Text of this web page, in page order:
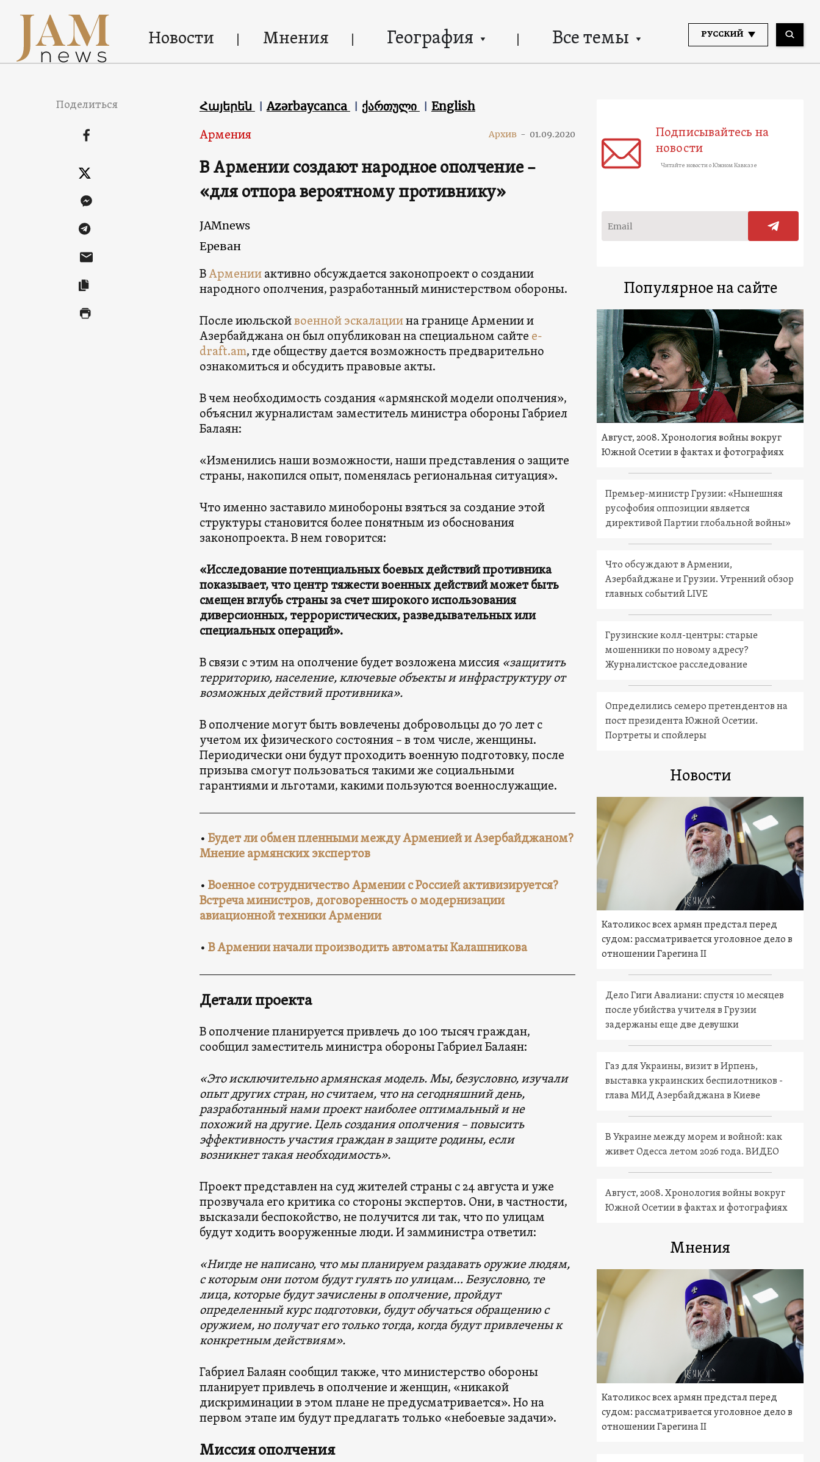
Новости Мнения География Все темы РУССКИЙ
Поделиться Հայերեն Azərbaycanca ქართული English
Армения Архив - 01.09.2020
В Армении создают народное ополчение –
«для отпора вероятному противнику»
JAMnews
Ереван
ВАрменииактивно обсуждается законопроект о создании
народного ополчения, разработанный министерством обороны.
После июльскойвоенной эскалациина границе Армении и
Азербайджана он был опубликован на специальном сайте e-
draft.am, где обществу дается возможность предварительно
ознакомиться и обсудить правовые акты.
В чем необходимость создания «армянской модели ополчения»,
объяснил журналистам заместитель министра обороны Габриел
Балаян:
«Изменились наши возможности, наши представления о защите
страны, накопился опыт, поменялась региональная ситуация».
Что именно заставило минобороны взяться за создание этой
структуры становится более понятным из обоснования
законопроекта. В нем говорится:
«Исследование потенциальных боевых действий противника
показывает, что центр тяжести военных действий может быть
смещен вглубь страны за счет широкого использования
диверсионных, террористических, разведывательных или
специальных операций».
В связи с этим на ополчение будет возложена миссия «защитить
территорию, население, ключевые объекты и инфраструктуру от
возможных действий противника».
В ополчение могут быть вовлечены добровольцы до 70 лет с
учетом их физического состояния – в том числе, женщины.
Периодически они будут проходить военную подготовку, после
призыва смогут пользоваться такими же социальными
гарантиями и льготами, какими пользуются военнослужащие.
• Будет ли обмен пленными между Арменией и Азербайджаном?
Мнение армянских экспертов
• Военное сотрудничество Армении с Россией активизируется?
Встреча министров, договоренность о модернизации
авиационной техники Армении
• В Армении начали производить автоматы Калашникова
Детали проекта
В ополчение планируется привлечь до 100 тысяч граждан,
сообщил заместитель министра обороны Габриел Балаян:
«Это исключительно армянская модель. Мы, безусловно, изучали
опыт других стран, но считаем, что на сегодняшний день,
разработанный нами проект наиболее оптимальный и не
похожий на другие. Цель создания ополчения – повысить
эффективность участия граждан в защите родины, если
возникнет такая необходимость».
Проект представлен на суд жителей страны с 24 августа и уже
прозвучала его критика со стороны экспертов. Они, в частности,
высказали беспокойство, не получится ли так, что по улицам
будут ходить вооруженные люди. И замминистра ответил:
«Нигде не написано, что мы планируем раздавать оружие людям,
с которым они потом будут гулять по улицам… Безусловно, те
лица, которые будут зачислены в ополчение, пройдут
определенный курс подготовки, будут обучаться обращению с
оружием, но получат его только тогда, когда будут привлечены к
конкретным действиям».
Габриел Балаян сообщил также, что министерство обороны
планирует привлечь в ополчение и женщин, «никакой
дискриминации в этом плане не предусматривается». Но на
первом этапе им будут предлагать только «небоевые задачи».
Миссия ополчения
Подписывайтесь на
новости
Читайте новости о Южном Кавказе
Популярное на сайте
Август, 2008. Хронология войны вокруг
Южной Осетии в фактах и фотографиях
Премьер-министр Грузии: «Нынешняя
русофобия оппозиции является
директивой Партии глобальной войны»
Что обсуждают в Армении,
Азербайджане и Грузии. Утренний обзор
главных событий LIVE
Грузинские колл-центры: старые
мошенники по новому адресу?
Журналистское расследование
Определились семеро претендентов на
пост президента Южной Осетии.
Портреты и спойлеры
Новости
Католикос всех армян предстал перед
судом: рассматривается уголовное дело в
отношении Гарегина II
Дело Гиги Авалиани: спустя 10 месяцев
после убийства учителя в Грузии
задержаны еще две девушки
Газ для Украины, визит в Ирпень,
выставка украинских беспилотников -
глава МИД Азербайджана в Киеве
В Украине между морем и войной: как
живет Одесса летом 2026 года. ВИДЕО
Август, 2008. Хронология войны вокруг
Южной Осетии в фактах и фотографиях
Мнения
Католикос всех армян предстал перед
судом: рассматривается уголовное дело в
отношении Гарегина II